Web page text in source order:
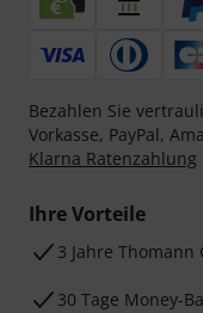
Bezahlen Sie
Vorkasse, PayPal,
Klarna Ratenzahlung
Ihre Vorteile
3 Jahre Thomann
30 Tage Money-